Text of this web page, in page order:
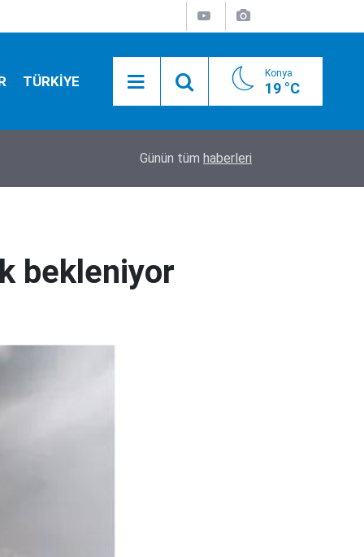
TÜRKİYE Konya
19 °C
Camide asılı halde bulundu
Günün tüm haberleri
bekleniyor